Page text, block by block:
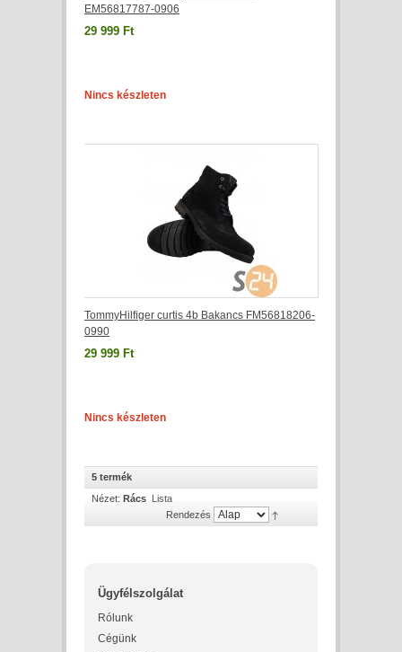
EM56817787-0906
29 999 Ft
Nincs készleten
TommyHilfiger curtis 4b Bakancs FM56818206-
0990
29 999 Ft
Nincs készleten
5 termék
Nézet: Rács Lista
Rendezés
Ügyfélszolgálat
Rólunk
Cégünk